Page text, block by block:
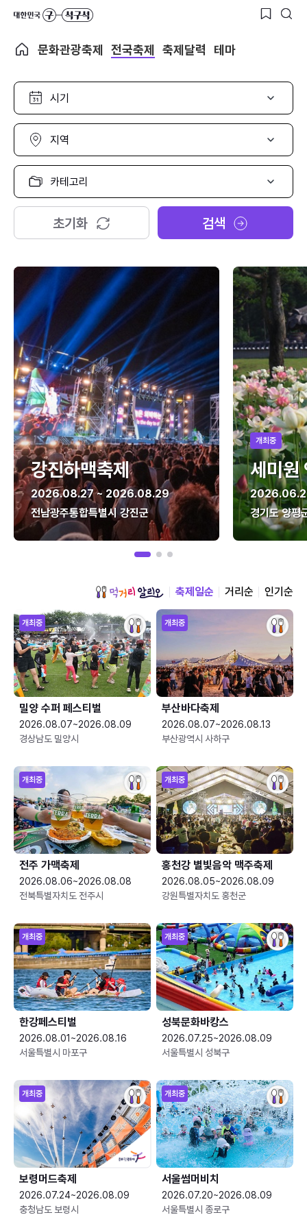
문화관광축제 전국축제 축제달력 테마
시
선
택
지
선
택
카
고
리
택
초기화 검색
강진하맥축제
2026.08.27 ~ 2026.08.29
전남광주통합특별시 강진군
개최중
세미원
경기도 양평
축제일순 거리순 인기순
개최중
밀양 수퍼 페스티벌
2026.08.07~2026.08.09
경상남도 밀양시
개최중
부산바다축제
2026.08.07~2026.08.13
부산광역시 사하구
개최중
전주 가맥축제
2026.08.06~2026.08.08
전북특별자치도 전주시
개최중
홍천강 별빛음악 맥주축제
2026.08.05~2026.08.09
강원특별자치도 홍천군
개최중
한강페스티벌
2026.08.01~2026.08.16
서울특별시 마포구
개최중
성북문화바캉스
2026.07.25~2026.08.09
서울특별시 성북구
개최중
보령머드축제
2026.07.24~2026.08.09
충청남도 보령시
개최중
서울썸머비치
2026.07.20~2026.08.09
서울특별시 종로구